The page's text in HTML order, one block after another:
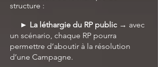
structure :
► La léthargie du RP public → avec
un scénario, chaque RP pourra
permettre d’aboutir à la résolution
d’une Campagne.